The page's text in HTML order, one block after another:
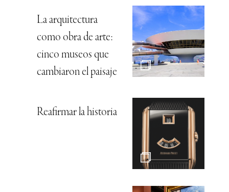
La arquitectura
como obra de arte:
cinco museos que
cambiaron el paisaje
Reafirmar la historia